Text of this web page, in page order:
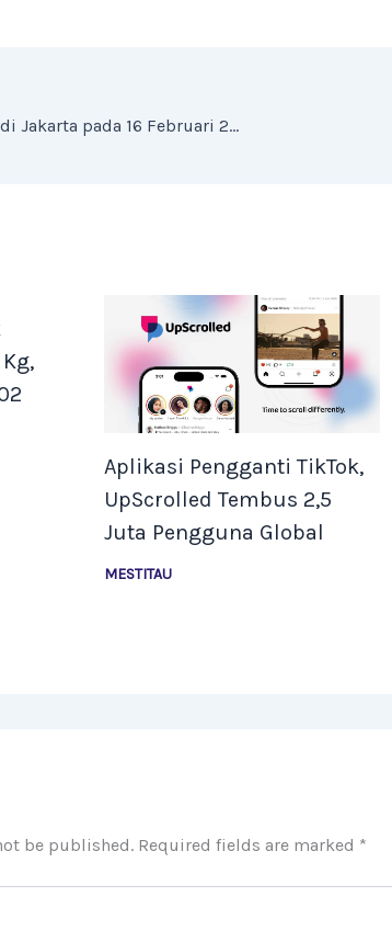
Linkin Park Akan Gelar Konser di Jakarta pada 16 Februari 2025
Aplikasi Pengganti TikTok,
UpScrolled Tembus 2,5
Juta Pengguna Global
MESTITAU
be published. Required fields are marked *